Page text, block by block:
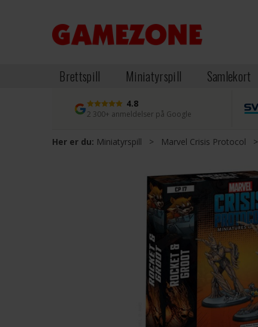
Brettspill Miniatyrspill Samlekort
4.8
2 300+ anmeldelser på Google
Her er du: Miniatyrspill > Marvel Crisis Protocol >